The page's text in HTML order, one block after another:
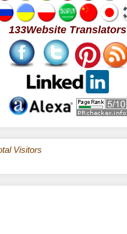
133Website Translators
Visitors